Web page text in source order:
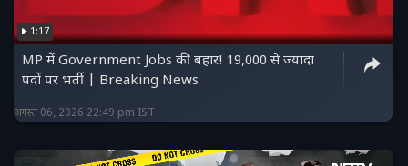
1:17
MP में Government Jobs की बहार! 19,000 से ज्यादा
पदों पर भर्ती | Breaking News
अगस्त 06, 2026 22:49 pm IST